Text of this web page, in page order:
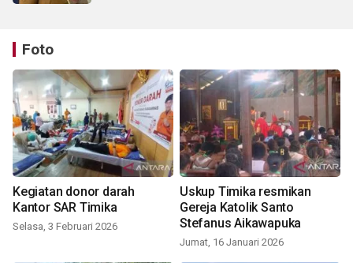
Foto
Kegiatan donor darah
Kantor SAR Timika
Selasa, 3 Februari 2026
Uskup Timika resmikan
Gereja Katolik Santo
Stefanus Aikawapuka
Jumat, 16 Januari 2026